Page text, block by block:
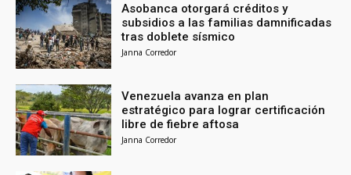
Asobanca otorgará créditos y
subsidios a las familias damnificadas
tras doblete sísmico
Janna Corredor
Venezuela avanza en plan
estratégico para lograr certificación
libre de fiebre aftosa
Janna Corredor